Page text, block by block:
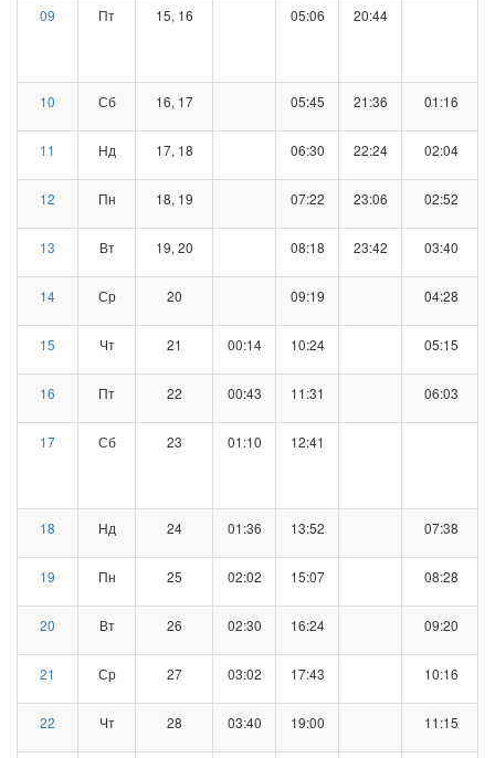
09 Пт 15, 16 05:06 20:44
10 Сб 16, 17 05:45 21:36 01:16
11 Нд 17, 18 06:30 22:24 02:04
12 Пн 18, 19 07:22 23:06 02:52
13 Вт 19, 20 08:18 23:42 03:40
14 Ср 20 09:19 04:28
15 Чт 21 00:14 10:24 05:15
16 Пт 22 00:43 11:31 06:03
17 Сб 23 01:10 12:41
18 Нд 24 01:36 13:52 07:38
19 Пн 25 02:02 15:07 08:28
20 Вт 26 02:30 16:24 09:20
21 Ср 27 03:02 17:43 10:16
22 Чт 28 03:40 19:00 11:15